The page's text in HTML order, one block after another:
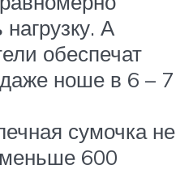
А
обеспечат
ноше в 6 – 7
сумочка не
меньше 600